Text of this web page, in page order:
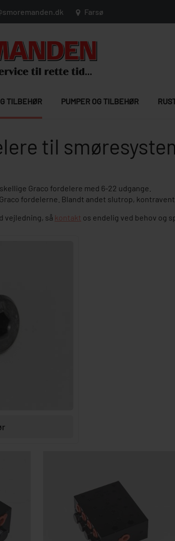
Farsø
TILBEHØR PUMPER OG TILBEHØR
til
Graco fordelere med 6-22 udgange.
fordelerne. Blandt andet slutrop,
vejledning, så kontakt os endelig ved behov og